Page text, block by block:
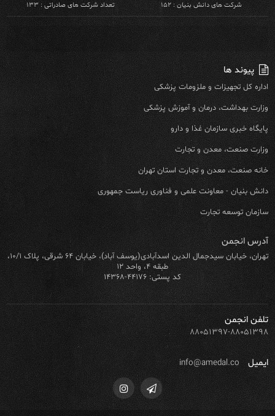
شرکت های دانش بنیان : ۱۵۲
تعداد شرکت های صادراتی : ۱۳۳
پیوند ها
اداره کل تجهیزات و ملزومات پزشکی
وزارت بهداشت، درمان و آموزش پزشکی
پایگاه خبری سازمان غذا و دارو
وزارت صنعت، معدن و تجارت
خانه صنعت، معدن و تجارت استان تهران
دانش بنیان - معاونت علمی و فناوری ریاست جمهوری
سازمان توسعه تجارت
آدرس انجمن
تهران، خیابان سیدجمال الدین اسدآبادی(یوسف آباد)، خیابان ۶۴ شرقی، پلاک ۱۰/۱،
طبقه ۴، واحد ۱۲
کد پستی: ۴۴۱۷۶-۱۴۳۶۸
تلفن انجمن
۸۸۰۵۱۳۹۷-۸۸۰۵۱۳۹۸
ایمیل info@amedal.co